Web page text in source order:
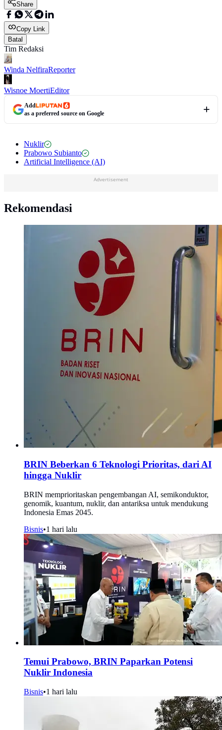
Share
Copy Link
Batal
Tim Redaksi
Winda NelfiraReporter
Wisnoe MoertiEditor
Add
as a preferred source on Google
Nuklir
Prabowo Subianto
Artificial Intelligence (AI)
Advertisement
Rekomendasi
BRIN Beberkan 6 Teknologi Prioritas, dari AI
hingga Nuklir
BRIN memprioritaskan pengembangan AI, semikonduktor,
genomik, kuantum, nuklir, dan antariksa untuk mendukung
Indonesia Emas 2045.
Bisnis•1 hari lalu
Temui Prabowo, BRIN Paparkan Potensi
Nuklir Indonesia
Bisnis•1 hari lalu